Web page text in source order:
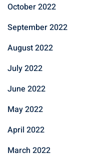
October 2022
September 2022
August 2022
July 2022
June 2022
May 2022
April 2022
March 2022